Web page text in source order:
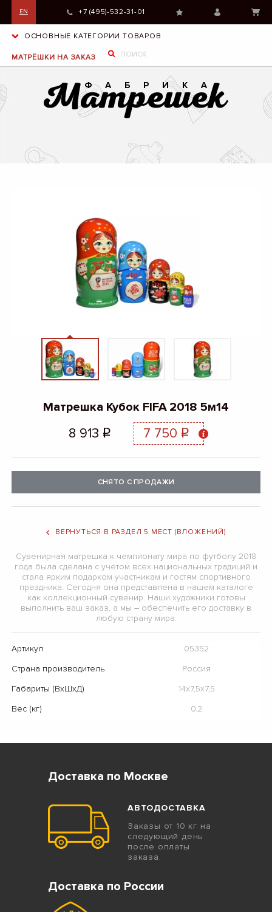
EN +7 (495)-532-31-01
ОСНОВНЫЕ КАТЕГОРИИ ТОВАРОВ
МАТРЁШКИ НА ЗАКАЗ
Матрешка Кубок FIFA 2018 5м14
8 913 q 7 750 q
СНЯТО С ПРОДАЖИ
ВЕРНУТЬСЯ В РАЗДЕЛ 5 МЕСТ (ВЛОЖЕНИЙ)
Сувенирная матрешка к чемпионату мира по футболу 2018
года была сделана с учетом всех национальных традиций и
стала ярким подарком участникам и гостям спортивного
праздника. Сегодня она представлена в нашем каталоге
как коллекционный сувенир. Наши художники готовы
выполнить ваш заказ, а мы – обеспечить его доставку в
любую страну мира.
Артикул
05352
Страна производитель
Россия
Габариты (ВхШхД)
14х7,5х7,5
Вес (кг)
0.2
Доставка по Москве
АВТОДОСТАВКА
Заказы от 10 кг на
следующий день
после оплаты
заказа.
Доставка по России